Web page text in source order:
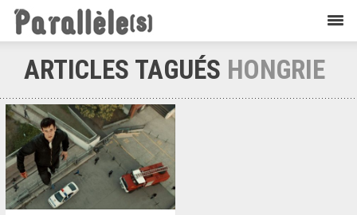
ARTICLES TAGUÉS HONGRIE
Cinéma